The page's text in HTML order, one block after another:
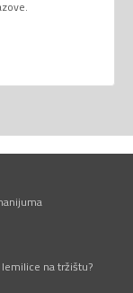
na tržištu?